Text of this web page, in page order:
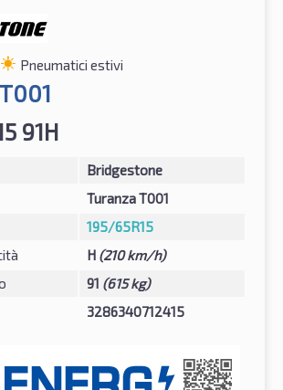
Pneumatici estivi
91H
Bridgestone
Turanza T001
195/65R15
H (210 km/h)
91 (615 kg)
3286340712415